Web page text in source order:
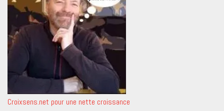
Croixsens.net pour une nette croissance